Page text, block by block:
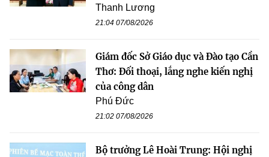
Thanh Lương
21:04 07/08/2026
Giám đốc Sở Giáo dục và Đào tạo Cần
Thơ: Đối thoại, lắng nghe kiến nghị
của công dân
Phú Đức
21:02 07/08/2026
Bộ trưởng Lê Hoài Trung: Hội nghị